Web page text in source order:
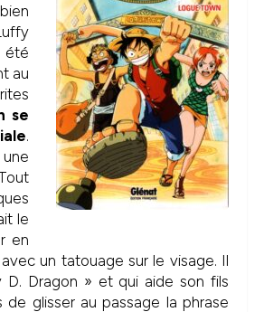
été
au
se
.
le
en
un tatouage sur le visage. Il
Dragon » et qui aide son fils
glisser au passage la phrase